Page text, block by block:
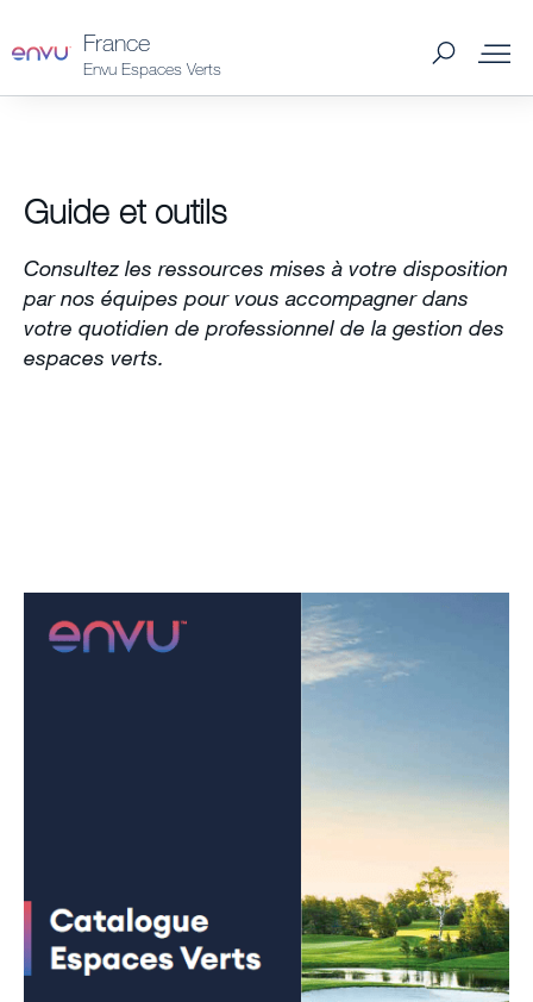
France
Envu Espaces Verts
Newsletter
Guides et outils
Articles et conseils
Trouver un distributeur
Guide et outils
Consultez les ressources mises à votre disposition
par nos équipes pour vous accompagner dans
votre quotidien de professionnel de la gestion des
espaces verts.